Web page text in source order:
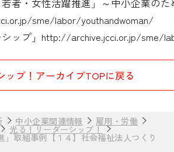
者・女性活躍推進」～中小企業の
sme/labor/youthandwoman/
ップ」 http://archive.jcci.or.jp/sme/
ップ！アーカイブTOPに戻る
中小企業関連情報 雇用・労働
光る！リーダーシップ！
」取組事例【１４】社会福祉法人つくり